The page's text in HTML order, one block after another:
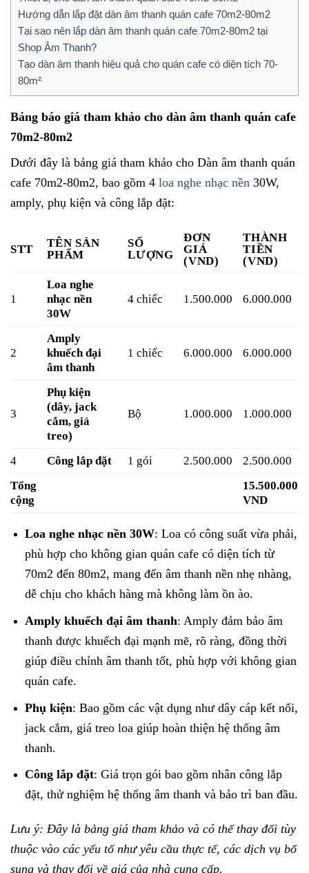
Hướng dẫn lắp đặt dàn âm thanh quán cafe 70m2-80m2
Tại sao nên lắp dàn âm thanh quán cafe 70m2-80m2 tại
Shop Âm Thanh?
Tạo dàn âm thanh hiệu quả cho quán cafe có diện tích 70-
80m²
Bảng báo giá tham khảo cho dàn âm thanh quán cafe
70m2-80m2
Dưới đây là bảng giá tham khảo cho Dàn âm thanh quán
cafe 70m2-80m2, bao gồm 4 loa nghe nhạc nền 30W,
amply, phụ kiện và công lắp đặt:
STT
TÊN SẢN
PHẨM
SỐ
LƯỢNG
ĐƠN
GIÁ
(VND)
THÀNH
TIỀN
(VND)
1
Loa nghe
nhạc nền
30W
4 chiếc 1.500.000 6.000.000
2
Amply
khuếch đại
âm thanh
1 chiếc 6.000.000 6.000.000
3
Phụ kiện
(dây, jack
cắm, giá
treo)
Bộ 1.000.000 1.000.000
4 Công lắp đặt 1 gói 2.500.000
2.500.000
Tổng
cộng
15.500.000
VND
Loa nghe nhạc nền 30W: Loa có công suất vừa phải,
phù hợp cho không gian quán cafe có diện tích từ
70m2 đến 80m2, mang đến âm thanh nền nhẹ nhàng,
dễ chịu cho khách hàng mà không làm ồn ào.
Amply khuếch đại âm thanh: Amply đảm bảo âm
thanh được khuếch đại mạnh mẽ, rõ ràng, đồng thời
giúp điều chỉnh âm thanh tốt, phù hợp với không gian
quán cafe.
Phụ kiện: Bao gồm các vật dụng như dây cáp kết nối,
jack cắm, giá treo loa giúp hoàn thiện hệ thống âm
thanh.
Công lắp đặt: Giá trọn gói bao gồm nhân công lắp
đặt, thử nghiệm hệ thống âm thanh và bảo trì ban đầu.
Lưu ý: Đây là bảng giá tham khảo và có thể thay đổi tùy
thuộc vào các yếu tố như yêu cầu thực tế, các dịch vụ bổ
sung và thay đổi về giá của nhà cung cấp.